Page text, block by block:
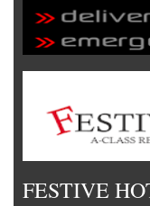
FESTIVE